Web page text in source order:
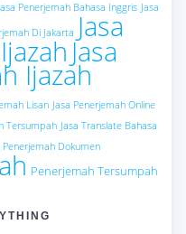
Penerjemah Bahasa Inggris Jasa
Di Jakarta Jasa
Jasa
Ijazah
Lisan Jasa Penerjemah Online
Tersumpah Jasa Translate Bahasa
Penerjemah Dokumen
Penerjemah Tersumpah